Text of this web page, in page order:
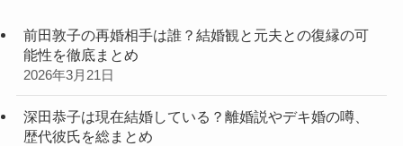
前田敦子の再婚相手は誰？結婚観と元夫との復縁の可
能性を徹底まとめ
2026年3月21日
深田恭子は現在結婚している？離婚説やデキ婚の噂、
歴代彼氏を総まとめ